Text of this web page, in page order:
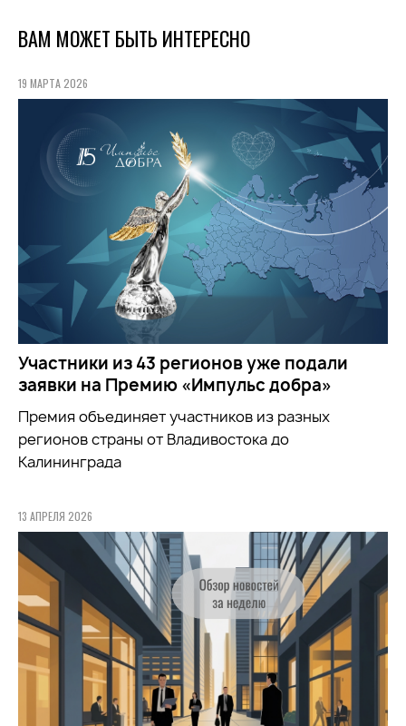
ВАМ МОЖЕТ БЫТЬ ИНТЕРЕСНО
19 МАРТА 2026
Участники из 43 регионов уже подали
заявки на Премию «Импульс добра»
Премия объединяет участников из разных
регионов страны от Владивостока до
Калининграда
13 АПРЕЛЯ 2026